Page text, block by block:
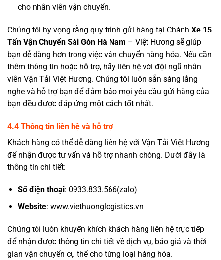
cho nhân viên vận chuyển.
Chúng tôi hy vọng rằng quy trình gửi hàng tại Chành Xe 15
Tấn Vận Chuyển Sài Gòn Hà Nam – Việt Hương sẽ giúp
bạn dễ dàng hơn trong việc vận chuyển hàng hóa. Nếu cần
thêm thông tin hoặc hỗ trợ, hãy liên hệ với đội ngũ nhân
viên Vận Tải Việt Hương. Chúng tôi luôn sẵn sàng lắng
nghe và hỗ trợ bạn để đảm bảo mọi yêu cầu gửi hàng của
bạn đều được đáp ứng một cách tốt nhất.
4.4 Thông tin liên hệ và hỗ trợ
Khách hàng có thể dễ dàng liên hệ với Vận Tải Việt Hương
để nhận được tư vấn và hỗ trợ nhanh chóng. Dưới đây là
thông tin chi tiết:
Số điện thoại: 0933.833.566(zalo)
Website: www.viethuonglogistics.vn
Chúng tôi luôn khuyến khích khách hàng liên hệ trực tiếp
để nhận được thông tin chi tiết về dịch vụ, báo giá và thời
gian vận chuyển cụ thể cho từng loại hàng hóa.